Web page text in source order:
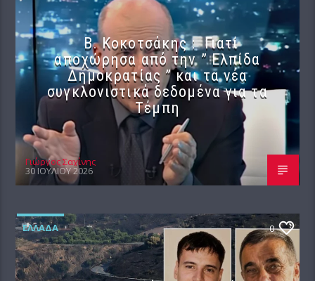
Β. Κοκοτσάκης : Γιατί
αποχώρησα από την ” Ελπίδα
Δημοκρατίας ” και τα νέα
συγκλονιστικά δεδομένα για τα
Τέμπη
Γιώργος Σαχίνης
30 ΙΟΥΛΊΟΥ 2026
ΕΛΛΆΔΑ 0